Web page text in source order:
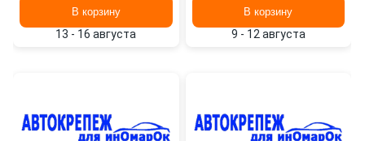
В корзину
13 - 16 августа
В корзину
9 - 12 августа